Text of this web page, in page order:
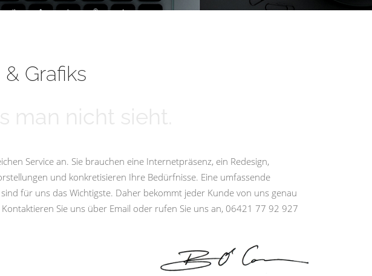
Grafiks
Service an. Sie brauchen eine Internetpräsenz, ein Redesign,
und konkretisieren Ihre Bedürfnisse. Eine umfassende
für uns das Wichtigste. Daher bekommt jeder Kunde von uns genau
Sie uns über Email oder rufen Sie uns an, 06421 77 92 927